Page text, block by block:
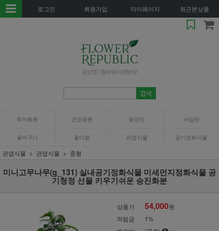
로그인 회원가입 마이페이지 최근본상품
축하화환 근조화환 동양란 서양란
꽃바구니 꽃다발 관엽식물 공기정화식물
관엽식물 관엽식물 중형
미니고무나무(g_131) 실내공기정화식물 미세먼지정화식물 공
기청정 선물 키우기쉬운 승진화분
상품가 54,000원
적립금
1%